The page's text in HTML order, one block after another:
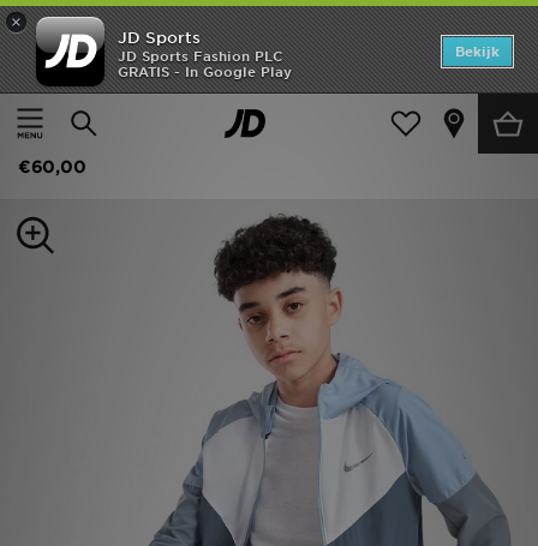
×
JD Sports
JD Sports Fashion PLC
GRATIS - In Google Play
Bekijk
Thuis
Kids Junior Kleding (8-15 jaar) Jassen
Nike Miler Colourblock Jacket Junior
€60,00
Home
Offers
Dames